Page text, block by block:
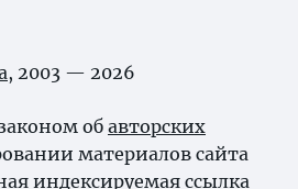
, 2003 — 2026
об авторских
материалов сайта
индексируемая ссылка